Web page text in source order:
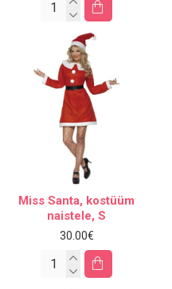
Miss Santa, kostüüm
naistele, S
30.00€